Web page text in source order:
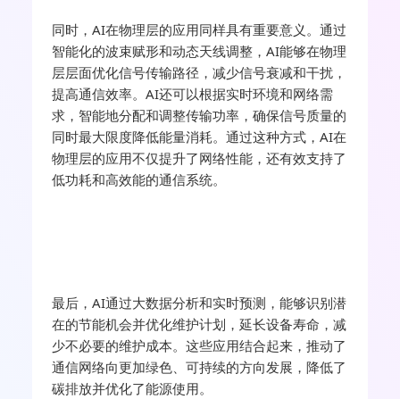
同时，AI在物理层的应用同样具有重要意义。通过
智能化的波束赋形和动态天线调整，AI能够在物理
层层面优化信号传输路径，减少信号衰减和干扰，
提高通信效率。AI还可以根据实时环境和网络需
求，智能地分配和调整传输功率，确保信号质量的
同时最大限度降低能量消耗。通过这种方式，AI在
物理层的应用不仅提升了网络性能，还有效支持了
低功耗和高效能的通信系统。
最后，AI通过大数据分析和实时预测，能够识别潜
在的节能机会并优化维护计划，延长设备寿命，减
少不必要的维护成本。这些应用结合起来，推动了
通信网络向更加绿色、可持续的方向发展，降低了
碳排放并优化了能源使用。